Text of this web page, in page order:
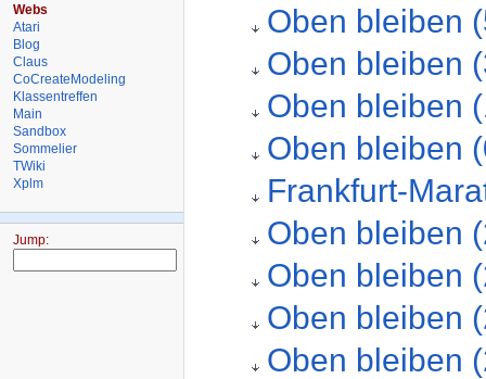
Oben bleiben
Oben bleiben
Oben bleiben
Oben bleiben
Frankfurt-
Oben bleiben
Oben bleiben
Oben bleiben
Oben bleiben
Webs
Atari
Blog
Claus
CoCreateModeling
Klassentreffen
Main
Sandbox
Sommelier
TWiki
Xplm
Jump: